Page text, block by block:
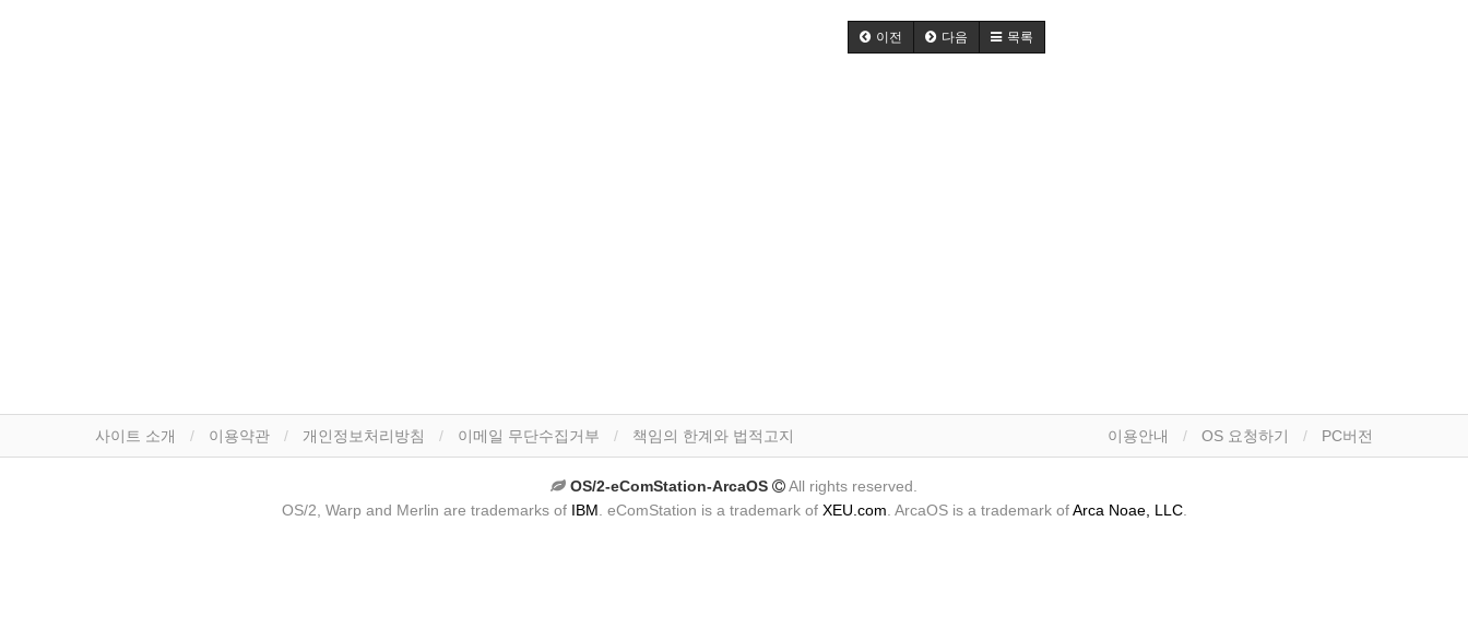
이전 다음 목록
사이트 소개 이용약관 개인정보처리방침 이메일 무단수집거부 책임의 한계와 법적고지 이용안내 OS 요청하기 PC버전
OS/2-eComStation-ArcaOS
All rights reserved.
OS/2, Warp and Merlin are trademarks of IBM . eComStation is a trademark of XEU.com . ArcaOS is a trademark ofArca Noae, LLC.